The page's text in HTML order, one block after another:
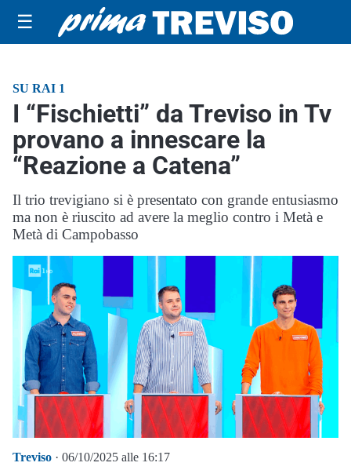
☰
SU RAI 1
I “Fischietti” da Treviso in Tv
provano a innescare la
“Reazione a Catena”
Il trio trevigiano si è presentato con grande entusiasmo
ma non è riuscito ad avere la meglio contro i Metà e
Metà di Campobasso
Treviso · 06/10/2025 alle 16:17